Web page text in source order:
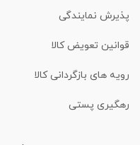
پذیرش نمایندگی
قوانین تعویض کالا
رویه های بازگردانی کالا
رهگیری پستی